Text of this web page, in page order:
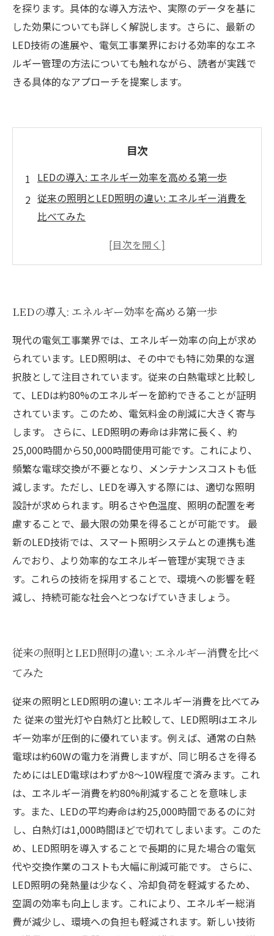
を探ります。具体的な導入方法や、実際のデータを基に
した効果についても詳しく解説します。さらに、最新の
LED技術の進展や、電気工事業界における効率的なエネ
ルギー管理の方法についても触れながら、読者が実践で
きる具体的なアプローチを提案します。
目次
LEDの導入: エネルギー効率を高める第一歩
従来の照明とLED照明の違い: エネルギー消費を
比べてみた
LED照明の長寿命と低メンテナンスコストの魅
実践事例: 企業がLED照明で得た効果とは
最新技術の紹介: 進化するLED照明の可能性
まとめ: LED照明導入で電気工事業界が変わる！
LEDの導入: エネルギー効率を高める第一歩
現代の電気工事業界では、エネルギー効率の向上が求め
られています。LED照明は、その中でも特に効果的な選
択肢として注目されています。従来の白熱電球と比較し
て、LEDは約80%のエネルギーを節約できることが証明
されています。このため、電気料金の削減に大きく寄与
します。 さらに、LED照明の寿命は非常に長く、約
25,000時間から50,000時間使用可能です。これにより、
頻繁な電球交換が不要となり、メンテナンスコストも低
減します。ただし、LEDを導入する際には、適切な照明
設計が求められます。明るさや色温度、照明の配置を考
慮することで、最大限の効果を得ることが可能です。 最
新のLED技術では、スマート照明システムとの連携も進
んでおり、より効率的なエネルギー管理が実現できま
す。これらの技術を採用することで、環境への影響を軽
減し、持続可能な社会へとつなげていきましょう。
従来の照明とLED照明の違い: エネルギー消費を比べ
てみた
従来の照明とLED照明の違い: エネルギー消費を比べてみ
た 従来の蛍光灯や白熱灯と比較して、LED照明はエネル
ギー効率が圧倒的に優れています。例えば、通常の白熱
電球は約60Wの電力を消費しますが、同じ明るさを得る
ためにはLED電球はわずか8〜10W程度で済みます。これ
は、エネルギー消費を約80%削減することを意味しま
す。また、LEDの平均寿命は約25,000時間であるのに対
し、白熱灯は1,000時間ほどで切れてしまいます。このた
め、LED照明を導入することで長期的に見た場合の電気
代や交換作業のコストも大幅に削減可能です。 さらに、
LED照明の発熱量は少なく、冷却負荷を軽減するため、
空調の効率も向上します。これにより、エネルギー総消
費が減少し、環境への負担も軽減されます。新しい技術